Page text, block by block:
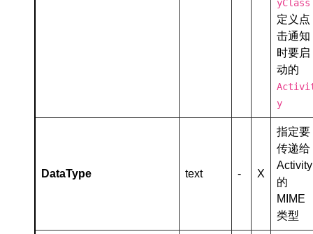
yClass
定义点
击通知
时要启
动的
y
DataType text - X
指定要
传递给
Activity
的
MIME
类型